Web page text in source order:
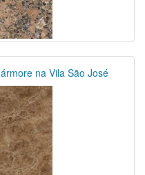
na Vila São José